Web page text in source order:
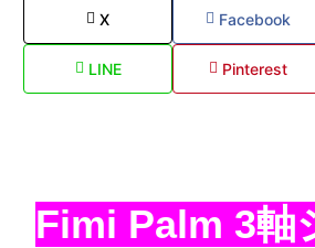
X Facebook
LINE Pinterest
Fimi Palm 3軸